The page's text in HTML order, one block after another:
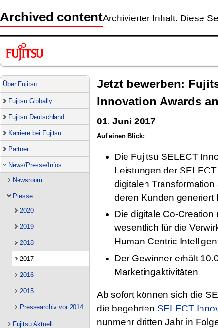
Archived contentArchivierter Inhalt: Diese
Über Fujitsu
Fujitsu Globally
Fujitsu Deutschland
Karriere bei Fujitsu
Partner
News/Presse/Infos
Newsroom
Presse
2020
2019
2018
2017
2016
2015
Pressearchiv vor 2014
Fujitsu Aktuell
Jetzt bewerben:
Innovation Awards
01. Juni 2017
Auf einen Blick:
Die Fujitsu SELECT
Leistungen der
digitalen
deren Kunden generiert
Die digitale Co-
wesentlich für die
Human Centric
Der Gewinner erhält
Marketingaktivitäten
Ab sofort können sich die
die begehrten SELECT
nunmehr dritten Jahr in